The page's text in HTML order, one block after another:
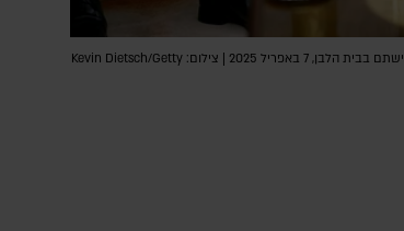
נשיא ארה״ב דונלד טראמפ וראש הממשלה בנימין נתניהו בפגישתם בבית הלבן, 7 באפריל 2025 | צילום: Kevin Dietsch/Getty